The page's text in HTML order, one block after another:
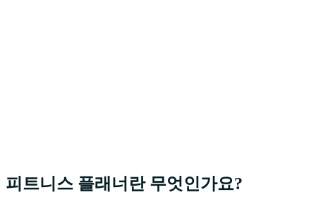
피트니스 플래너란 무엇인가요?